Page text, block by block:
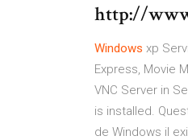
http://
Windows xp
Express, Movie
VNC Server in
is installed.
de Windows il